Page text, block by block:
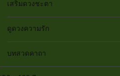
เสริมดวงชะตา
ดูดวงความรัก
บทสวดคาถา